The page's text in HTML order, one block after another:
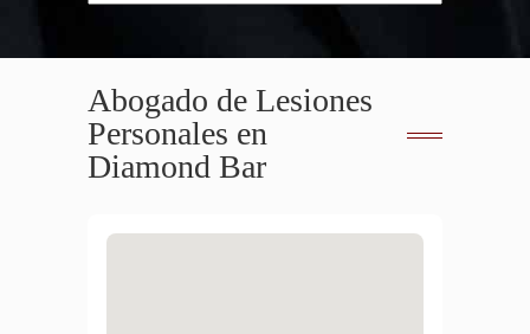
Abogado de Lesiones
Personales en
Diamond Bar